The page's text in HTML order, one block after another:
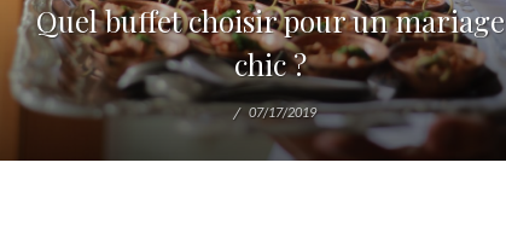
Quel buffet choisir pour un mariage
chic ?
07/17/2019